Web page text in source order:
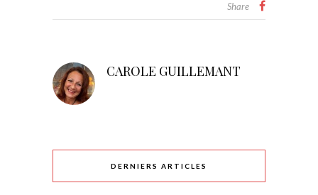
Share
CAROLE GUILLEMANT
DERNIERS ARTICLES